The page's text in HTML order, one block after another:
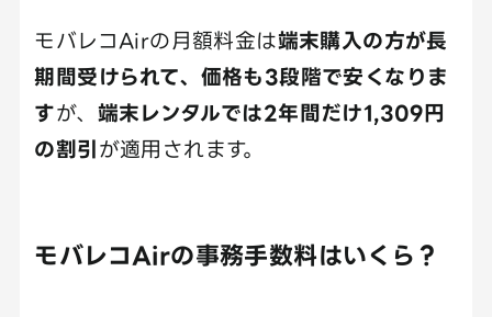
モバレコAirの月額料金は端末購入の方が長
期間受けられて、価格も3段階で安くなりま
すが、 端末レンタルでは2年間だけ1,309円
の割引 が適用されます。
モバレコAirの事務手数料はいくら？